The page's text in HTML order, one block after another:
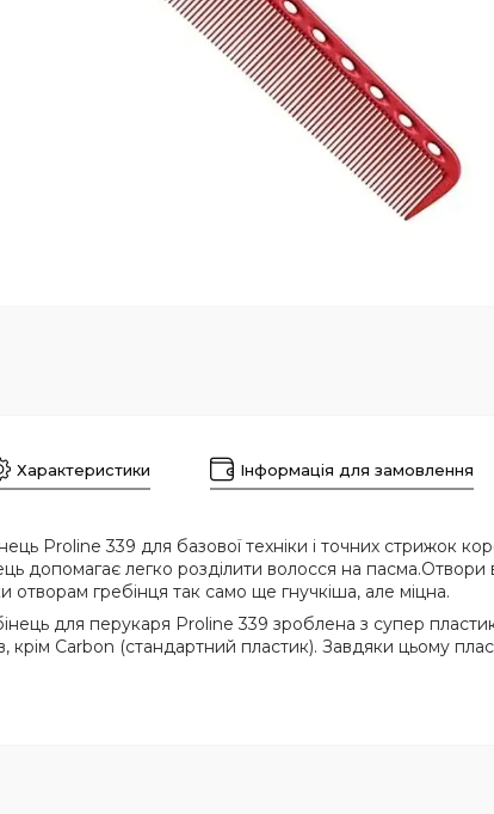
Характеристики Інформація для замовлення
Proline 339 для базової техніки і точних
допомагає легко розділити волосся на
отворам гребінця так само ще гнучкіша, але міцна.
для перукаря Proline 339 зроблена з супер
крім Carbon (стандартний пластик). Завдяки цьому